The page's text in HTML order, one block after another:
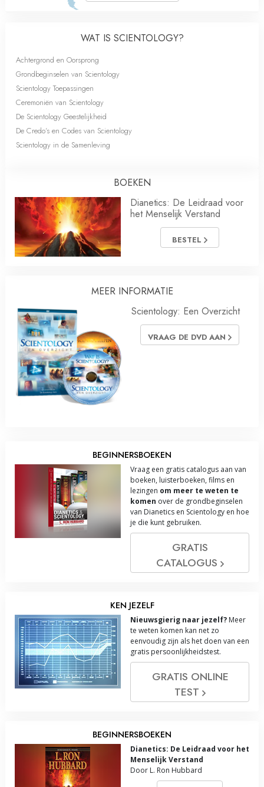
WAT IS SCIENTOLOGY?
Achtergrond en Oorsprong
Grondbeginselen van Scientology
Scientology Toepassingen
Ceremoniën van Scientology
De Scientology Geestelijkheid
De Credo’s en Codes van Scientology
Scientology in de Samenleving
BOEKEN
Dianetics: De Leidraad voor
het Menselijk Verstand
BESTEL
MEER INFORMATIE
Scientology: Een Overzicht
VRAAG DE DVD AAN
BEGINNERSBOEKEN
Vraag een gratis catalogus aan van
boeken, luisterboeken, films en
lezingen om meer te weten te
komen over de grondbeginselen
van Dianetics en Scientology en hoe
je die kunt gebruiken.
GRATIS
CATALOGUS
KEN JEZELF
Nieuwsgierig naar jezelf? Meer
te weten komen kan net zo
eenvoudig zijn als het doen van een
gratis persoonlijkheidstest.
GRATIS ONLINE
TEST
BEGINNERSBOEKEN
Dianetics: De Leidraad voor het
Menselijk Verstand
Door L. Ron Hubbard